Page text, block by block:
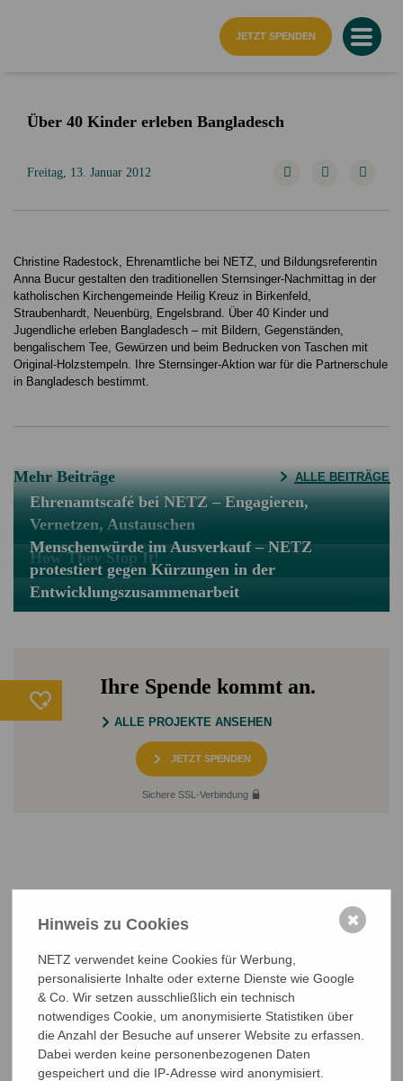
JETZT SPENDEN
Über 40 Kinder erleben Bangladesch
Freitag, 13. Januar 2012
Christine Radestock, Ehrenamtliche bei NETZ, und Bildungsreferentin
Anna Bucur gestalten den traditionellen Sternsinger-Nachmittag in der
katholischen Kirchengemeinde Heilig Kreuz in Birkenfeld,
Straubenhardt, Neuenbürg, Engelsbrand. Über 40 Kinder und
Jugendliche erleben Bangladesch – mit Bildern, Gegenständen,
bengalischem Tee, Gewürzen und beim Bedrucken von Taschen mit
Original-Holzstempeln. Ihre Sternsinger-Aktion war für die Partnerschule
in Bangladesch bestimmt.
Mehr Beiträge ALLE BEITRÄGE
Ehrenamtscafé bei NETZ – Engagieren,
Vernetzen, Austauschen
How They Stop It!
Menschenwürde im Ausverkauf – NETZ
protestiert gegen Kürzungen in der
Entwicklungszusammenarbeit
Ihre Spende kommt an.
ALLE PROJEKTE ANSEHEN
JETZT SPENDEN
Sichere SSL-Verbindung
NETZ Partnerschaft für Entwicklung und Gerechtigkeit e.V.
35390 Gießen
Germany
Telefon 0641 - 26 555 600
netz@bangladesch.org
Hinweis zu Cookies
NETZ verwendet keine Cookies für Werbung,
personalisierte Inhalte oder externe Dienste wie Google
& Co. Wir setzen ausschließlich ein technisch
notwendiges Cookie, um anonymisierte Statistiken über
die Anzahl der Besuche auf unserer Website zu erfassen.
Dabei werden keine personenbezogenen Daten
gespeichert und die IP-Adresse wird anonymisiert.
✖